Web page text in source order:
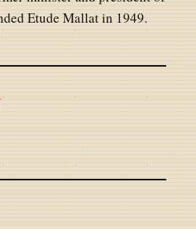
Etude Mallat in 1949.